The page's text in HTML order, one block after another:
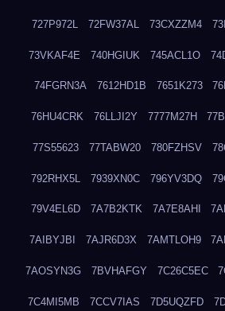
727P972L 72FW37AL 73CXZZM4
73VKAF4E 740HGIUK 745ACL1O
74FGRN3A 7612HD1B 7651K273
76HU4CRK 76LLJI2Y 7777M27H
77S55623 77TABW20 780FZHSV
792RHX5L 7939XN0C 796YV3DQ
79V4EL6D 7A7B2KTK 7A7E8AHI
7AIBYJBI 7AJR6D3X 7AMTLOH9
7AOSYN3G 7BVHAFGY 7C26C5EC
7C4MI5MB 7CCV7IAS 7D5UQZFD